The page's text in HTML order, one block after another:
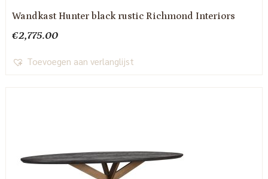
Wandkast Hunter black rustic Richmond Interiors
€2,775.00
Toevoegen aan verlanglijst